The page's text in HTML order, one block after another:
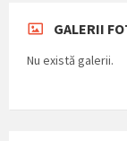
GALERII
Nu există galerii.